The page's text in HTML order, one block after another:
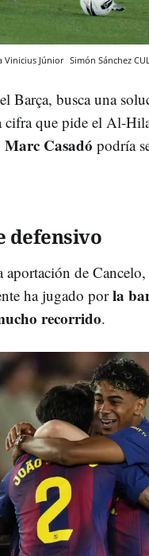
Vinicius Júnior Simón Sánchez
Barça, busca una
cifra que pide el Al-
Marc Casadó podría
defensivo
aportación de
ha jugado porla
recorrido.